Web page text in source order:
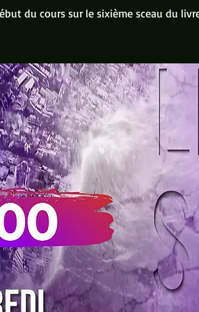
du cours sur le sixième sceau du